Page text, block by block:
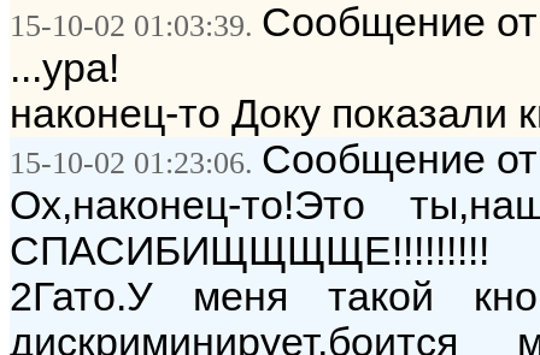
15-10-02 01:03:39. Сообщение
...ура!
наконец-то Доку показали
15-10-02 01:23:06. Сообщение
Ох,наконец-то!Это
СПАСИБИЩЩЩЩЕ!!!!!!!!!
2Гато.У меня такой